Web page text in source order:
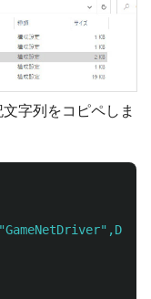
文字列をコピペしま